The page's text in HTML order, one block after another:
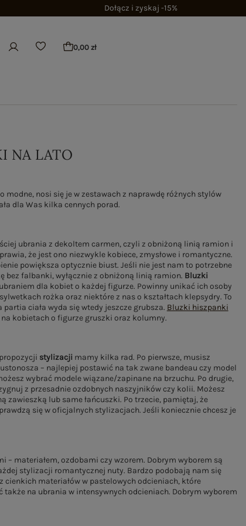
Dołącz i zyskaj -15%
0,00 zł
NA LATO
nosi się je w zestawach z naprawdę różnych stylów
dla Was kilka cennych porad.
ubrania z dekoltem carmen, czyli z obniżoną linią ramion i
że jest ono niezwykle kobiece, zmysłowe i romantyczne.
powiększa optycznie biust. Jeśli nie jest nam to potrzebne
bez falbanki, wyłącznie z obniżoną linią ramion. Bluzki
dla kobiet o każdej figurze. Powinny unikać ich osoby
rożka oraz niektóre z nas o kształtach klepsydry. To
ciała wyda się wtedy jeszcze grubsza. Bluzki hiszpanki
kobietach o figurze gruszki oraz kolumny.
stylizacjimamy kilka rad. Po pierwsze, musisz
– najlepiej postawić na tak zwane bandeau czy model
wybrać modele wiązane/zapinane na brzuchu. Po drugie,
z przesadnie ozdobnych naszyjników czy kolii. Możesz
zawieszką lub same łańcuszki. Po trzecie, pamiętaj, że
się w oficjalnych stylizacjach. Jeśli koniecznie chcesz je
materiałem, ozdobami czy wzorem. Dobrym wyborem są
stylizacji romantycznej nuty. Bardzo podobają nam się
z cienkich materiałów w pastelowych odcieniach, które
na ubrania w intensywnych odcieniach. Dobrym wyborem